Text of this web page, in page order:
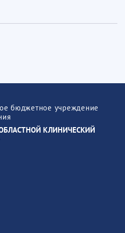
бюджетное учреждение
КЛИНИЧЕСКИЙ